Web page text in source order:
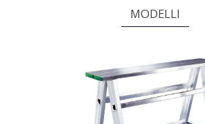
MODELLI